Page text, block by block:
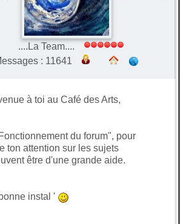
....La Team....
: 11641
à toi au Café des Arts,
du forum", pour
ton attention sur les sujets
être d'une grande aide.
instal '